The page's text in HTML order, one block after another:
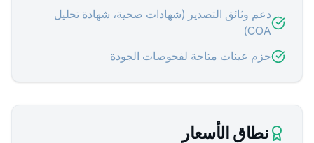
دعم وثائق التصدير (شهادات صحية، شهادة تحليل
COA)
حزم عينات متاحة لفحوصات الجودة
نطاق الأسعار